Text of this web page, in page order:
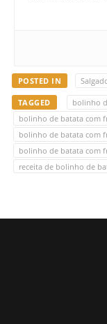
POSTED IN
TAGGED
bolinho
bolinho de batata com
bolinho de batata com
bolinho de batata com
receita de bolinho de